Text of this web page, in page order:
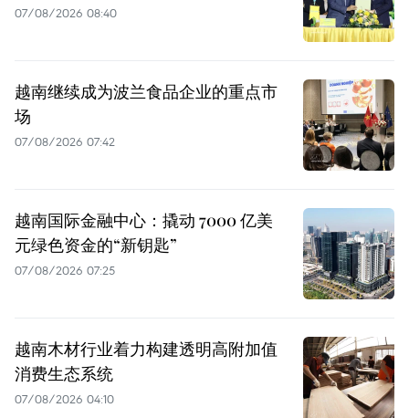
07/08/2026 08:40
越南继续成为波兰食品企业的重点市
场
07/08/2026 07:42
越南国际金融中心：撬动 7000 亿美
元绿色资金的“新钥匙”
07/08/2026 07:25
越南木材行业着力构建透明高附加值
消费生态系统
07/08/2026 04:10